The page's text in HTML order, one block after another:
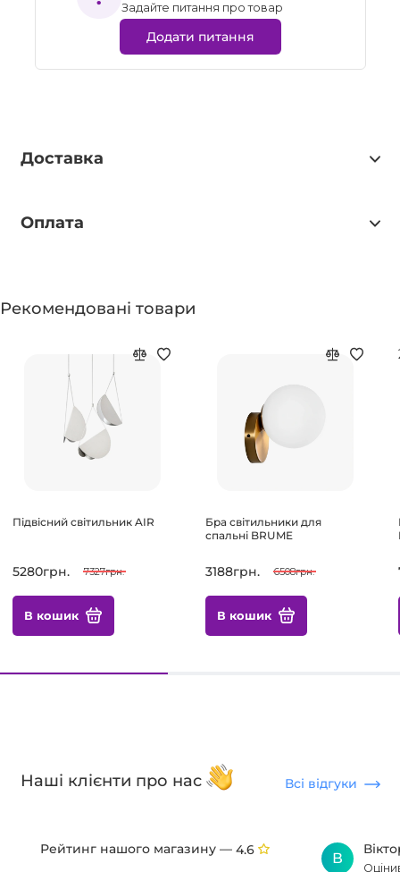
Задайте питання про товар
Додати питання
Доставка
Оплата
Рекомендовані товари
Підвісний світильник AIR
5280грн. 7327грн.
В кошик
Бра світильники для
спальні BRUME
3188грн. 6508грн.
В кошик
Наші клієнти про нас Всі відгуки
Рейтинг нашого магазину — 4.6 В